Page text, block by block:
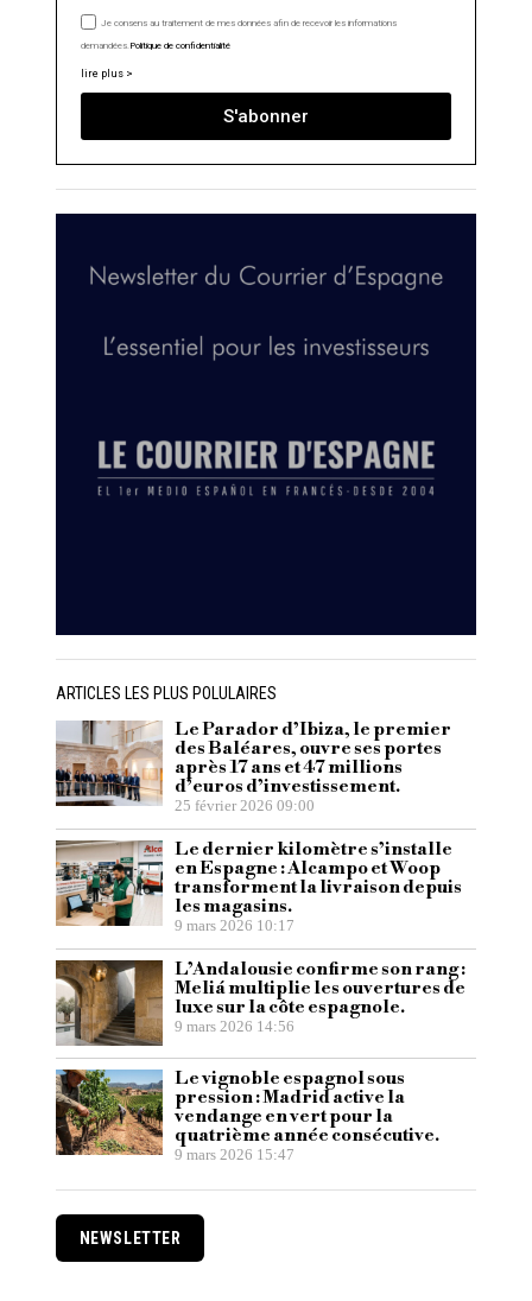
Je consens au traitement de mes données afin de recevoir les informations
demandées.Politique de confidentialité
lire plus >
S'abonner
ARTICLES LES PLUS POLULAIRES
Le Parador d’Ibiza, le premier
des Baléares, ouvre ses portes
après 17 ans et 47 millions
d’euros d’investissement.
25 février 2026 09:00
Le dernier kilomètre s’installe
en Espagne : Alcampo et Woop
transforment la livraison depuis
les magasins.
9 mars 2026 10:17
L’Andalousie confirme son rang :
Meliá multiplie les ouvertures de
luxe sur la côte espagnole.
9 mars 2026 14:56
Le vignoble espagnol sous
pression : Madrid active la
vendange en vert pour la
quatrième année consécutive.
9 mars 2026 15:47
NEWSLETTER